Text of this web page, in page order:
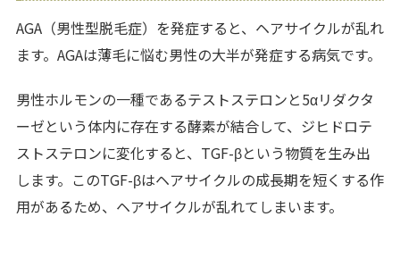
AGA（男性型脱毛症）を発症すると、ヘアサイクルが乱れ
ます。AGAは薄毛に悩む男性の大半が発症する病気です。
男性ホルモンの一種であるテストステロンと5αリダクタ
ーゼという体内に存在する酵素が結合して、ジヒドロテ
ストステロンに変化すると、TGF-βという物質を生み出
します。このTGF-βはヘアサイクルの成長期を短くする作
用があるため、ヘアサイクルが乱れてしまいます。